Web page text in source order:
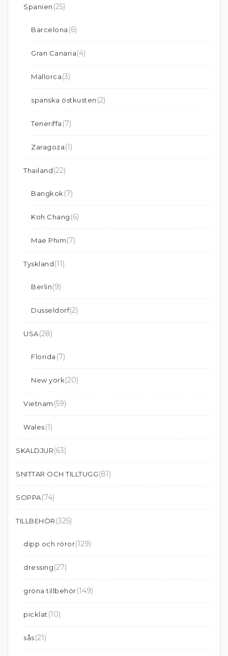
Spanien (25)
Barcelona (6)
Gran Canaria(4)
Mallorca(3)
spanska östkusten (2)
Teneriffa (7)
Zaragoza(1)
Thailand(22)
Bangkok (7)
Koh Chang (6)
Mae Phim(7)
Tyskland(11)
Berlin(9)
Dusseldorf(2)
USA(28)
Florida (7)
New york(20)
Vietnam (59)
Wales(1)
SKALDJUR(63)
SNITTAR OCH TILLTUGG(81)
SOPPA(74)
TILLBEHÖR (325)
dipp och röror(129)
dressing(27)
gröna tillbehör(149)
picklat (10)
sås(21)